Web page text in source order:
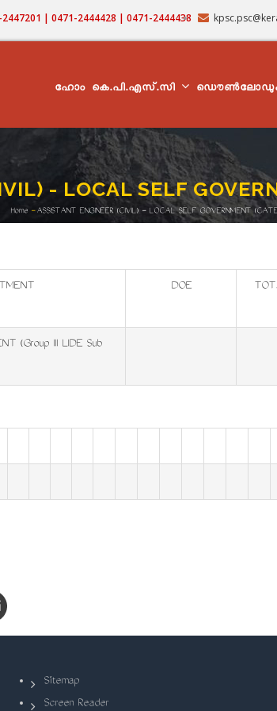
| 0471-2444428 | 0471-2444438
NAVIGATION
ഹോം കെ.പി.എസ്.സി
- LOCAL SELF
Breadcrumb
Home - ASSISTANT ENGINEER (CIVIL) - LOCAL SELF GOVERNMENT
DOE
(Group III LIDE Sub
Sitemap
Screen Reader